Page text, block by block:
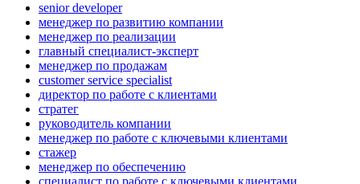
senior developer
менеджер по развитию компании
менеджер по реализации
главный специалист-эксперт
менеджер по продажам
customer service specialist
директор по работе с клиентами
стратег
руководитель компании
менеджер по работе с ключевыми клиентами
стажер
менеджер по обеспечению
специалист по работе с ключевыми клиентами